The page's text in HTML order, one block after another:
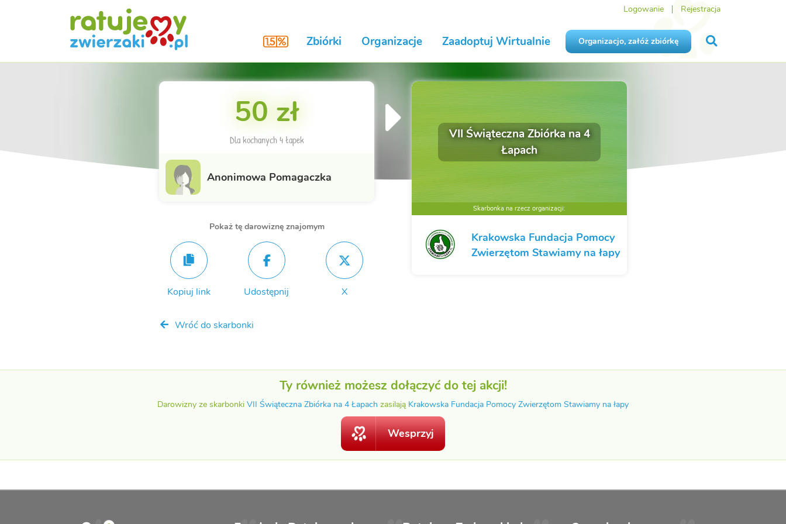
Logowanie Rejestracja
Zbiórki Organizacje Zaadoptuj Wirtualnie Organizacjo, załóż zbiórkę
50 zł
Dla kochanych 4 łapek
Anonimowa Pomagaczka
Pokaż tę darowiznę znajomym
Kopiuj link Udostępnij X
Wróć do skarbonki
VII Świąteczna Zbiórka na 4
Łapach
Skarbonka na rzecz organizacji:
Krakowska Fundacja Pomocy
Zwierzętom Stawiamy na łapy
Ty również możesz dołączyć do tej akcji!
Darowizny ze skarbonki VII Świąteczna Zbiórka na 4 Łapach zasilają Krakowska Fundacja Pomocy Zwierzętom Stawiamy na łapy
Wesprzyj